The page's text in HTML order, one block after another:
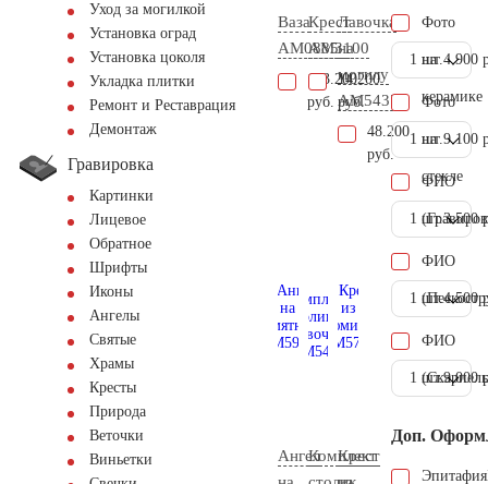
Уход за могилкой
Установка оград
Установка цоколя
Укладка плитки
Ремонт и Реставрация
Демонтаж
Гравировка
Картинки
Лицевое
Обратное
Шрифты
Иконы
Ангелы
Святые
Храмы
Кресты
Природа
Веточки
Виньетки
Ваза
AM0885
103.200
руб.
Крест
AM3100
14.200
руб.
Лавочка
на
могилу
AM5437
48.200
руб.
АнгелКомплект
Крест
Фото
на
керамике
1 шт. 4.900
Фото
на
стекле
1 шт. 9.100
ФИО
1 шт.3.500
ФИО
1 шт.4.500
ФИО
1 шт.9.000
Доп.
Эпитафия